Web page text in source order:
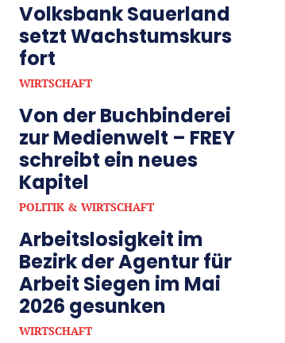
Volksbank Sauerland
setzt Wachstumskurs
fort
WIRTSCHAFT
Von der Buchbinderei
zur Medienwelt – FREY
schreibt ein neues
Kapitel
POLITIK & WIRTSCHAFT
Arbeitslosigkeit im
Bezirk der Agentur für
Arbeit Siegen im Mai
2026 gesunken
WIRTSCHAFT